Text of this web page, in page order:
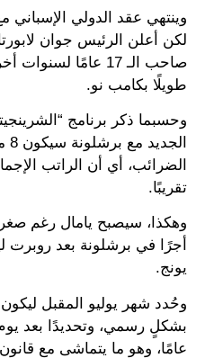
لكن أعلن الرئيس جوان
صاحب الـ 17 عامًا
طويلًا بكامب نو.
وحسبما ذكر برنامج
تقريبًا.
وهكذا، سيصبح يامال رغم صغر
أجرًا في برشلونة بعد روبرت
يونج.
وحُدد شهر يوليو المقبل
عامًا، وهو ما يتماشى مع